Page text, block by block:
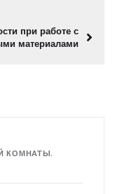
при работе с
материалами
КОМНАТЫ.